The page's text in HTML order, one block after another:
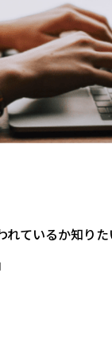
ているか知りた